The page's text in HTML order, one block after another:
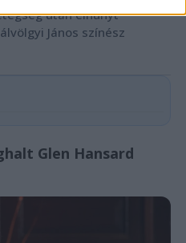
után elhunyt
János színész
Glen Hansard